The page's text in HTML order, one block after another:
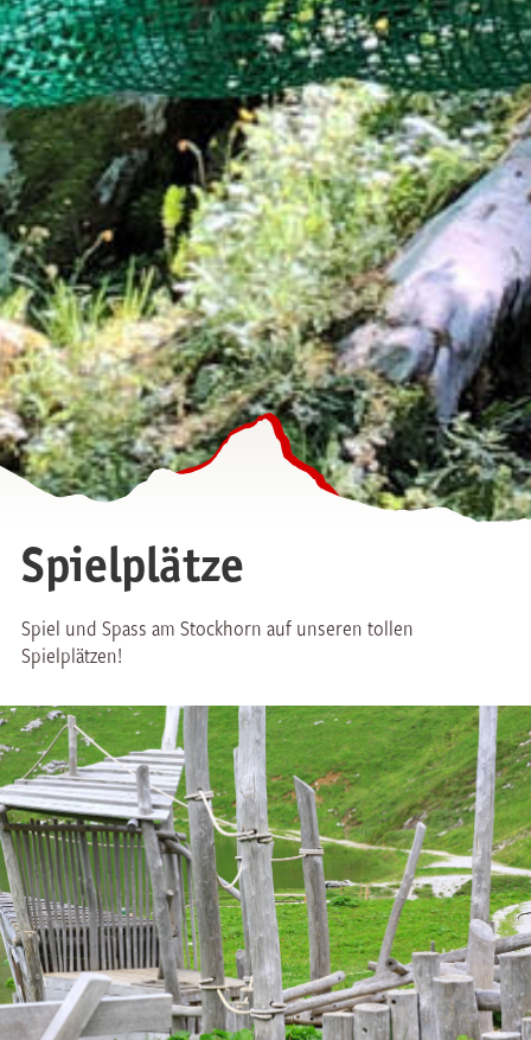
Spielplätze
Spiel und Spass am Stockhorn auf unseren tollen
Spielplätzen!